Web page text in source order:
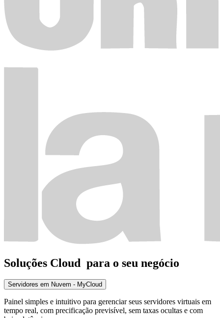
Soluções Cloud para o seu negócio
Servidores em Nuvem - MyCloud
Painel simples e intuitivo para gerenciar seus servidores virtuais em
tempo real, com precificação previsível, sem taxas ocultas e com